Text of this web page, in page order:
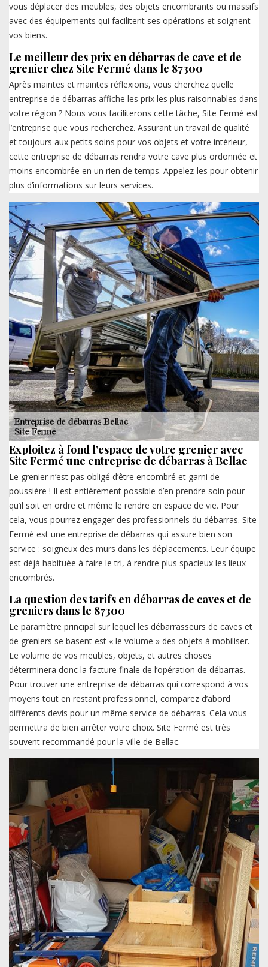
vous déplacer des meubles, des objets encombrants ou massifs
avec des équipements qui facilitent ses opérations et soignent
vos biens.
Le meilleur des prix en débarras de cave et de
grenier chez Site Fermé dans le 87300
Après maintes et maintes réflexions, vous cherchez quelle
entreprise de débarras affiche les prix les plus raisonnables dans
votre région ? Nous vous faciliterons cette tâche, Site Fermé est
l’entreprise que vous recherchez. Assurant un travail de qualité
et toujours aux petits soins pour vos objets et votre intérieur,
cette entreprise de débarras rendra votre cave plus ordonnée et
moins encombrée en un rien de temps. Appelez-les pour obtenir
plus d’informations sur leurs services.
Exploitez à fond l’espace de votre grenier avec
Site Fermé une entreprise de débarras à Bellac
Le grenier n’est pas obligé d’être encombré et garni de
poussière ! Il est entièrement possible d’en prendre soin pour
qu’il soit en ordre et même le rendre en espace de vie. Pour
cela, vous pourrez engager des professionnels du débarras. Site
Fermé est une entreprise de débarras qui assure bien son
service : soigneux des murs dans les déplacements. Leur équipe
est déjà habituée à faire le tri, à rendre plus spacieux les lieux
encombrés.
La question des tarifs en débarras de caves et de
greniers dans le 87300
Le paramètre principal sur lequel les débarrasseurs de caves et
de greniers se basent est « le volume » des objets à mobiliser.
Le volume de vos meubles, objets, et autres choses
déterminera donc la facture finale de l’opération de débarras.
Pour trouver une entreprise de débarras qui correspond à vos
moyens tout en restant professionnel, comparez d’abord
différents devis pour un même service de débarras. Cela vous
permettra de bien arrêter votre choix. Site Fermé est très
souvent recommandé pour la ville de Bellac.